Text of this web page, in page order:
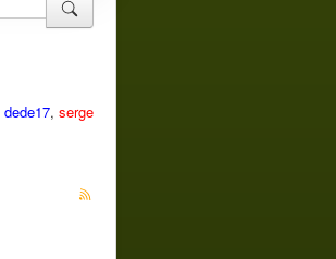
dede17, serge